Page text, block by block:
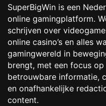
SuperBigWin is een
online gamingplatform.
schrijven over
online casino’s en alles
gamingwereld in
brengt, met een focus op
betrouwbare informatie,
en onafhankelijke
content.